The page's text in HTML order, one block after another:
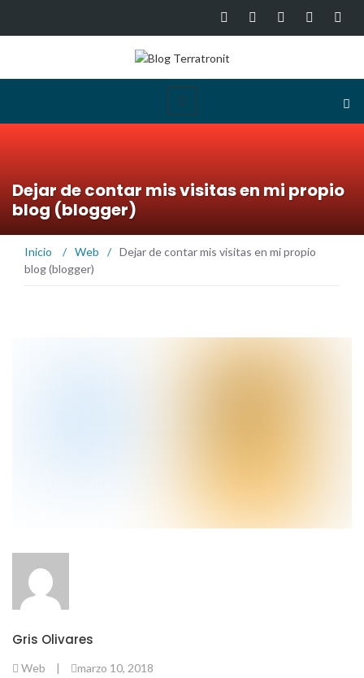
Dejar de contar mis visitas en mi propio
blog (blogger)
Inicio / Web / Dejar de contar mis visitas en mi propio
blog (blogger)
Gris Olivares
Web | marzo 10, 2018